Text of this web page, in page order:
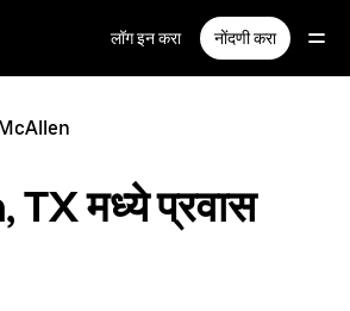
लॉग इन करा नोंदणी करा
मध्ये प्रवास